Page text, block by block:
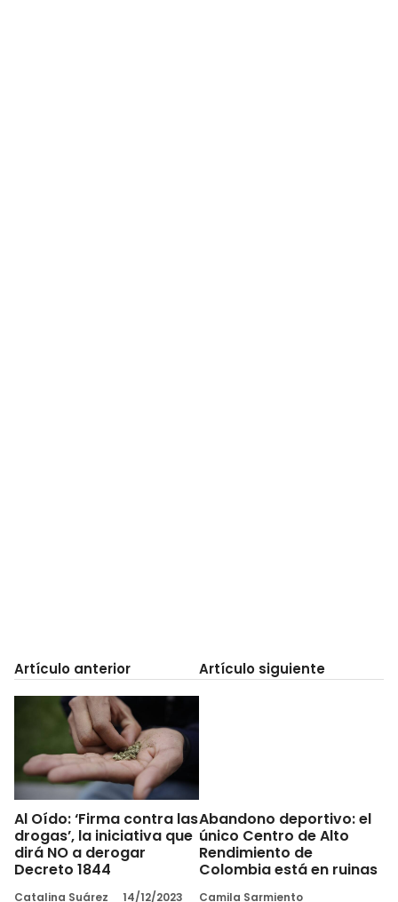
Artículo anterior
Al Oído: ‘Firma contra las
drogas’, la iniciativa que
dirá NO a derogar
Decreto 1844
Catalina Suárez 14/12/2023
Artículo siguiente
Abandono deportivo: el
único Centro de Alto
Rendimiento de
Colombia está en ruinas
Camila Sarmiento